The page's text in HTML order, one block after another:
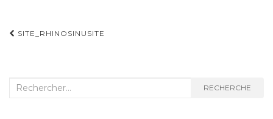
Navigation
SITE_RHINOSINUSITE
Recherche
RECHERCHE